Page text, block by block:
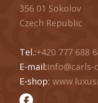
356 01 Sokolov
Czech Republic
Tel.:+420 777 688
E-mail:info@carls-
E-shop: